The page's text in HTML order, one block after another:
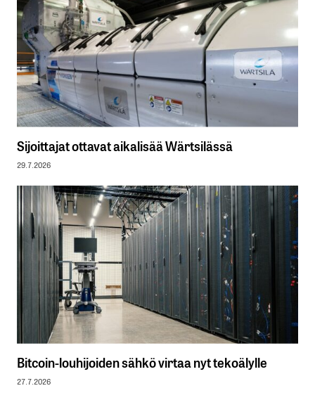
Sijoittajat ottavat aikalisää Wärtsilässä
29.7.2026
Bitcoin-louhijoiden sähkö virtaa nyt tekoälylle
27.7.2026